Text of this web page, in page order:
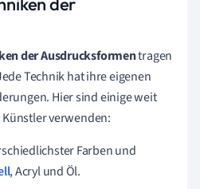
der Ausdrucksformentragen
Technik hat ihre eigenen
Hier sind einige weit
verwenden:
Farben und
, Acryl und Öl.